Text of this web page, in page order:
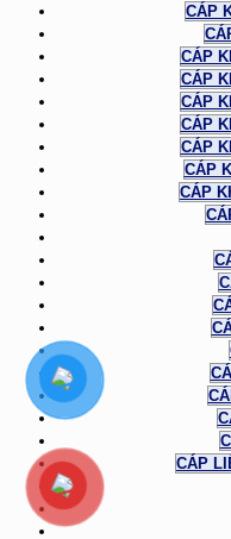
CÁP
CÁP
CÁP
CÁP
CÁP
CÁP
CÁP
CÁP
CÁP